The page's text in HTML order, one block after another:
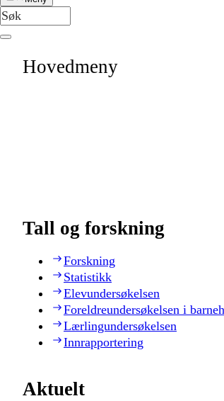
Hovedmeny
Tall og forskning
Forskning
Statistikk
Elevundersøkelsen
Foreldreundersøkelsen i
Lærlingundersøkelsen
Innrapportering
Aktuelt